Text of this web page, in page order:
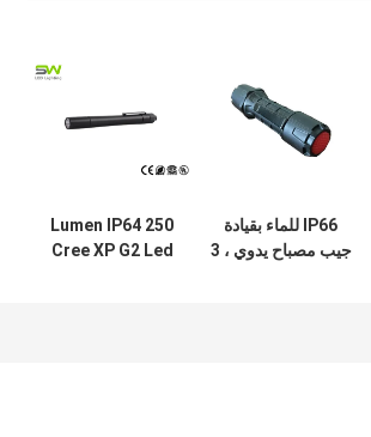
IP66 للماء بقيادة
جيب مصباح يدوي ، 3
250 Lumen IP64
Cree XP G2 Led